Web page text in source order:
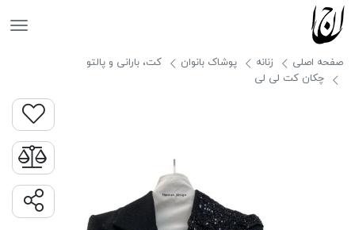
صفحه اصلی زنانه پوشاک بانوان
کت، بارانی و پالتو
چکان کت لی لی